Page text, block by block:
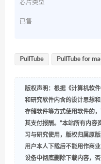
芯片类型
已售
PullTube PullTube for
版权声明：根据《计算机软
和研究软件内含的设计思想
存储软件等方式使用软件的
其支付报酬。”本站所有内容
习与研究使用，版权归属原
用户本人下载后不能用作商
设备中彻底删除下载内容，